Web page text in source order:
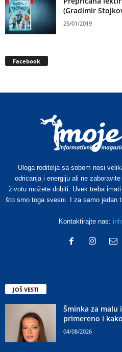
(Gradimir
25/01/2019
Facebook
Uloga roditelja sa sobom nosi
odricanja i energiju ali ne
životu možete dobiti. Uvek treba
što smo toga svesni. I za samo jedan
Kontaktirajte nas:
JOŠ VESTI
Šminka za
primereno i
04/08/2026